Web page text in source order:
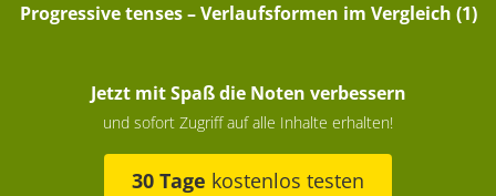
Progressive tenses – Verlaufsformen im Vergleich (1)
Jetzt mit Spaß die Noten verbessern
und sofort Zugriff auf alle Inhalte erhalten!
30 Tage kostenlos testen